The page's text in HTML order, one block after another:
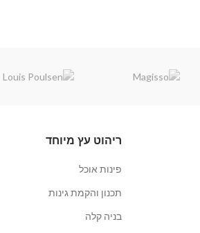
ריהוט עץ מיוחד
פינות אוכל
תכנון והקמת גינות
בניה קלה